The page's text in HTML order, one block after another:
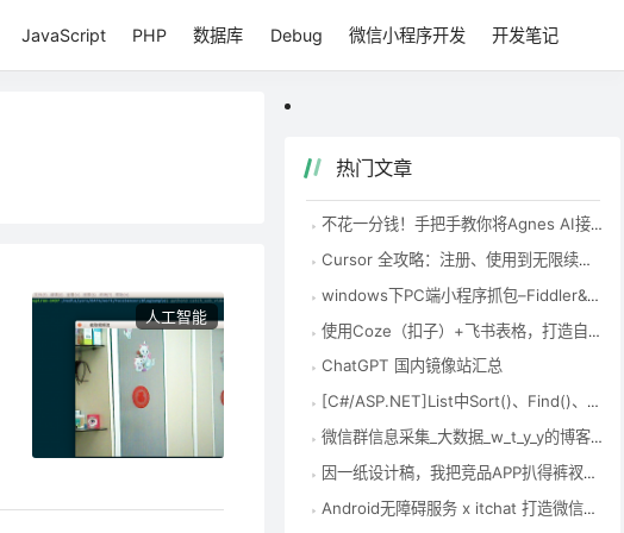
JavaScript PHP 数据库 Debug 微信小程序开发 开发笔记
人工智能
热门文章
不花一分钱！手把手教你将Agnes AI接入Codex，国内零成本用到爽
Cursor 全攻略：注册、使用到无限续杯，一次性讲清楚 – 知乎
windows下PC端小程序抓包–Fiddler&Charles-腾讯云开发者社区-腾讯云
使用Coze（扣子）+飞书表格，打造自动化EXCEL表格数据整理神器-首席AI分享圈
ChatGPT 国内镜像站汇总
[C#/ASP.NET]List中Sort()、Find()、FindAll()、Exist()的使用方法 – zock – 博客园
微信群信息采集_大数据_w_t_y_y的博客-CSDN博客
因一纸设计稿，我把竞品APP扒得裤衩不剩(中)_移动开发_Coder-Pig的猪栏-CSDN博客
Android无障碍服务 x itchat 打造微信半自动机器人_移动开发_Coder-Pig的猪栏-CSDN博客